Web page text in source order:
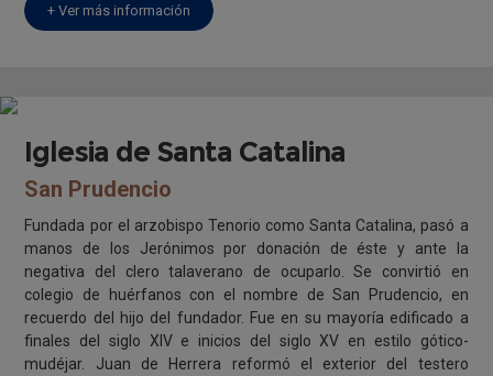
+ Ver más información
Iglesia de Santa Catalina
San Prudencio
Fundada por el arzobispo Tenorio como Santa Catalina, pasó a
manos de los Jerónimos por donación de éste y ante la
negativa del clero talaverano de ocuparlo. Se convirtió en
colegio de huérfanos con el nombre de San Prudencio, en
recuerdo del hijo del fundador. Fue en su mayoría edificado a
finales del siglo XIV e inicios del siglo XV en estilo gótico-
mudéjar. Juan de Herrera reformó el exterior del testero